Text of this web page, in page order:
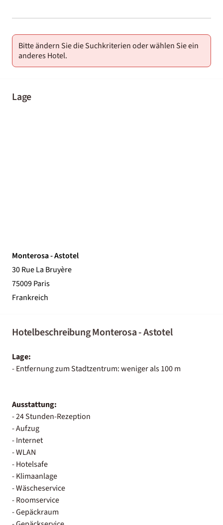
01-02
Bitte ändern Sie die Suchkriterien oder wählen Sie ein
anderes Hotel.
Lage
Monterosa - Astotel
30 Rue La Bruyère
75009 Paris
Frankreich
Hotelbeschreibung Monterosa - Astotel
Lage:
- Entfernung zum Stadtzentrum: weniger als 100 m
Ausstattung:
- 24 Stunden-Rezeption
- Aufzug
- Internet
- WLAN
- Hotelsafe
- Klimaanlage
- Wäscheservice
- Roomservice
- Gepäckraum